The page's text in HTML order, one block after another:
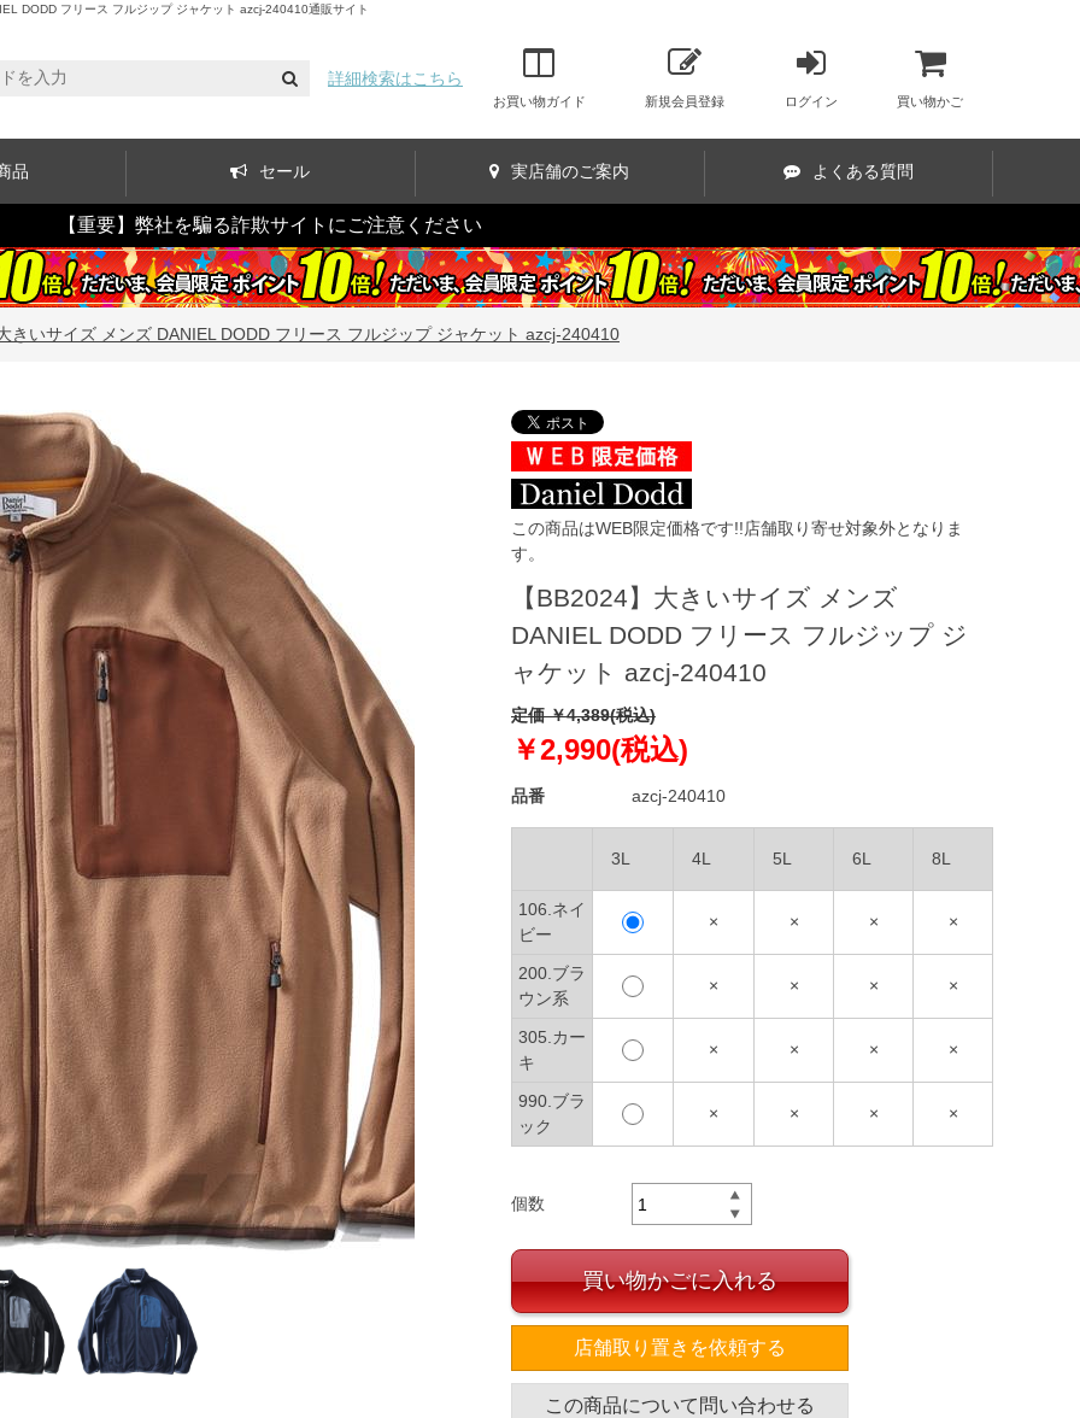
DODD フリース フルジップ ジャケット azcj-240410通販サイト
詳細検索はこちら
お買い物ガイド 新規会員登録 ログイン 買い物かご
品 セール 実店舗のご案内 よくある質問
【重要】弊社を騙る詐欺サイトにご注意ください
きいサイズ メンズ DANIEL DODD フリース フルジップ ジャケット azcj-240410
この商品はWEB限定価格です!!店舗取り寄せ対象外となりま
す。
【BB2024】大きいサイズ メンズ
DANIEL DODD フリース フルジップ ジ
ャケット azcj-240410
定価 ￥4,389(税込)
￥2,990(税込)
品番 azcj-240410
3L 4L 5L 6L 8L
106.ネイ
ビー
× × × ×
200.ブラ
ウン系
× × × ×
305.カー
キ
× × × ×
990.ブラ
ック
× × × ×
個数
買い物かごに入れる
店舗取り置きを依頼する
この商品について問い合わせる